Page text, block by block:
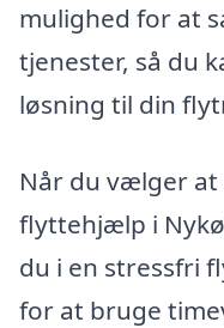
mulighed for at
tjenester, så du
løsning til din
Når du vælger
flyttehjælp i
du i en stressfri
for at bruge